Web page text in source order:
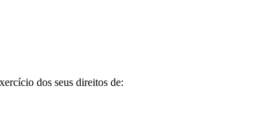
dos seus direitos de: